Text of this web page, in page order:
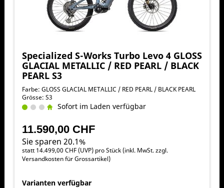
Specialized S-Works Turbo Levo 4 GLOSS
GLACIAL METALLIC / RED PEARL / BLACK
PEARL S3
Farbe: GLOSS GLACIAL METALLIC / RED PEARL / BLACK PEARL
Grösse: S3
Sofort im Laden verfügbar
11.590,00 CHF
Sie sparen 20.1%
statt 14.499,00 CHF(UVP) pro Stück (inkl. MwSt. zzgl.
Versandkosten für Grossartikel)
Varianten verfügbar